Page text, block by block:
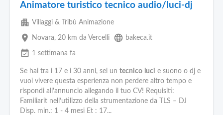
Animatore turistico tecnico audio/luci-dj
apartment Villaggi & Tribù Animazione
place Novara, 20 km da Vercelli language bakeca.it
event_available 1 settimana fa
Se hai tra i 17 e i 30 anni, sei un tecnico luci e suono o dj e
vuoi vivere questa esperienza non perdere altro tempo e
rispondi all'annuncio allegando il tuo CV! Requisiti:
Familiarit nell’utilizzo della strumentazione da TLS – DJ
Disp. min.: 1 - 4 mesi Et : 17...